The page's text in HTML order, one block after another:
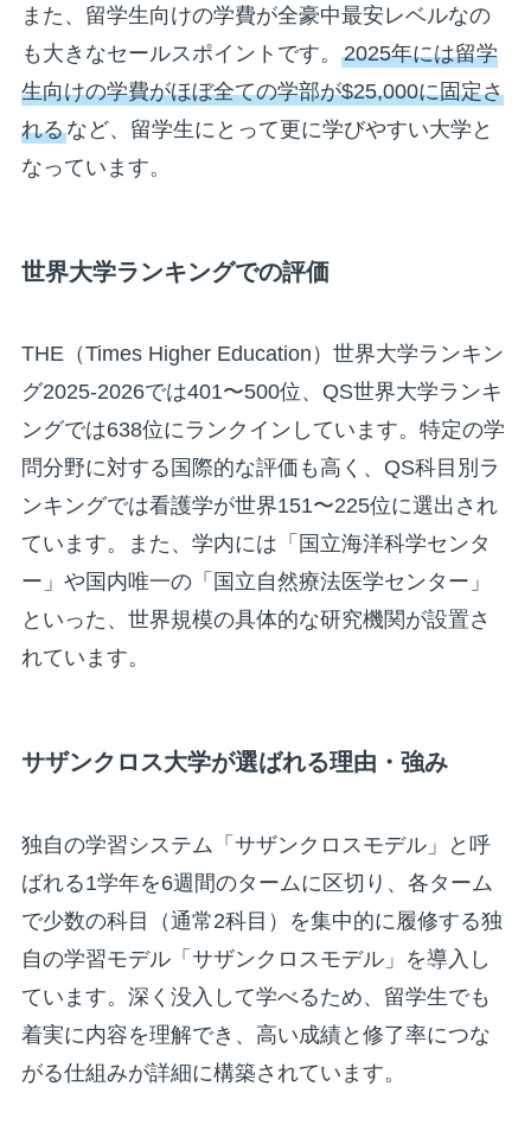
また、留学生向けの学費が全豪中最安レベルなの
も大きなセールスポイントです。 2025年には留学
生向けの学費がほぼ全ての学部が$25,000に固定さ
れるなど、留学生にとって更に学びやすい大学と
なっています。
世界大学ランキングでの評価
THE（Times Higher Education）世界大学ランキン
グ2025-2026では401〜500位、QS世界大学ランキ
ングでは638位にランクインしています。特定の学
問分野に対する国際的な評価も高く、QS科目別ラ
ンキングでは看護学が世界151〜225位に選出され
ています。また、学内には「国立海洋科学センタ
ー」や国内唯一の「国立自然療法医学センター」
といった、世界規模の具体的な研究機関が設置さ
れています。
サザンクロス大学が選ばれる理由・強み
独自の学習システム「サザンクロスモデル」と呼
ばれる1学年を6週間のタームに区切り、各ターム
で少数の科目（通常2科目）を集中的に履修する独
自の学習モデル「サザンクロスモデル」を導入し
ています。深く没入して学べるため、留学生でも
着実に内容を理解でき、高い成績と修了率につな
がる仕組みが詳細に構築されています。